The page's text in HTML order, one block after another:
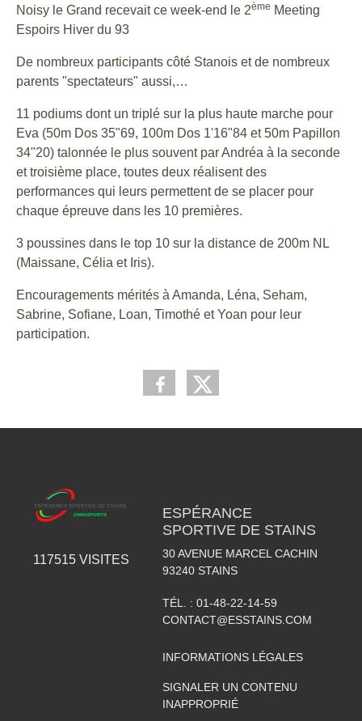
Noisy le Grand recevait ce week-end le 2ème Meeting
Espoirs Hiver du 93
De nombreux participants côté Stanois et de nombreux
parents "spectateurs" aussi,…
11 podiums dont un triplé sur la plus haute marche pour
Eva (50m Dos 35"69, 100m Dos 1'16"84 et 50m Papillon
34"20) talonnée le plus souvent par Andréa à la seconde
et troisième place, toutes deux réalisent des
performances qui leurs permettent de se placer pour
chaque épreuve dans les 10 premières.
3 poussines dans le top 10 sur la distance de 200m NL
(Maissane, Célia et Iris).
Encouragements mérités à Amanda, Léna, Seham,
Sabrine, Sofiane, Loan, Timothé et Yoan pour leur
participation.
117515VISITES
ESPÉRANCE
SPORTIVE DE STAINS
30 AVENUE MARCEL CACHIN
93240 STAINS
TÉL. : 01-48-22-14-59
CONTACT@ESSTAINS.COM
INFORMATIONS LÉGALES
SIGNALER UN CONTENU
INAPPROPRIÉ